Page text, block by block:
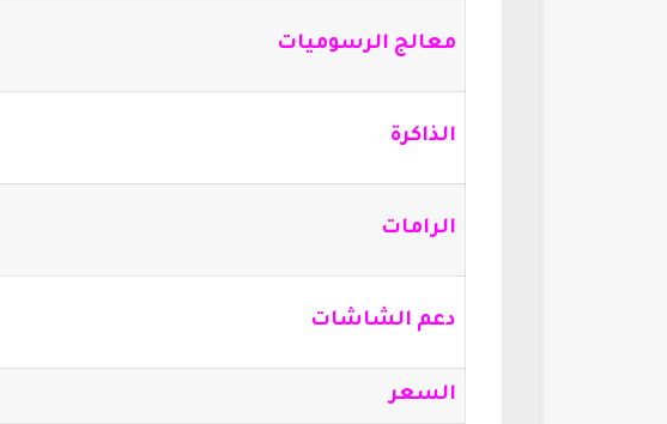
معالج الرسوميات
الذاكرة
الرامات
دعم الشاشات
السعر